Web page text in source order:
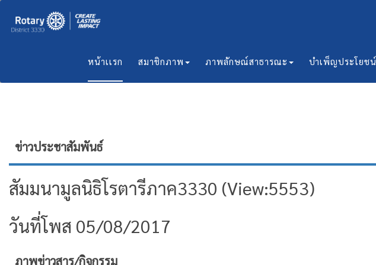
หน้าเเรก สมาชิกภาพ ภาพลักษณ์สาธารณะ บำเพ็ญประโยชน์
ข่าวประชาสัมพันธ์
สัมมนามูลนิธิโรตารีภาค3330 (View:5553)
วันที่โพส 05/08/2017
ภาพข่าวสาร/กิจกรรม